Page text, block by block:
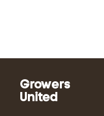
Growers
United